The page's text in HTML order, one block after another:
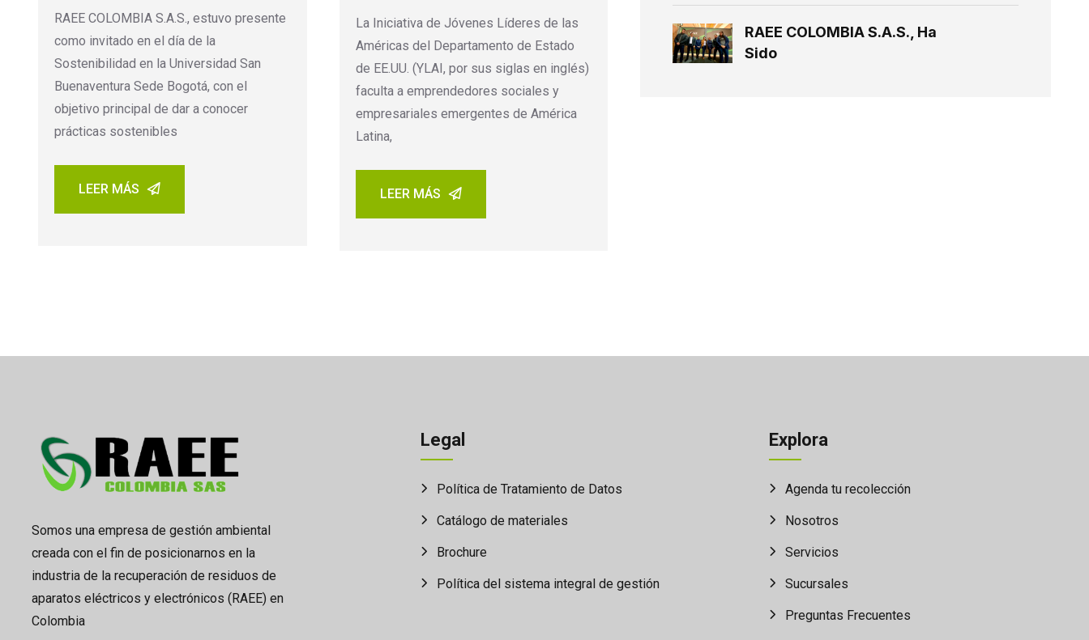
RAEE COLOMBIA S.A.S., estuvo presente
como invitado en el día de la
Sostenibilidad en la Universidad San
Buenaventura Sede Bogotá, con el
objetivo principal de dar a conocer
prácticas sostenibles
LEER MÁS
La Iniciativa de Jóvenes Líderes de las
Américas del Departamento de Estado
de EE.UU. (YLAI, por sus siglas en inglés)
faculta a emprendedores sociales y
empresariales emergentes de América
Latina,
LEER MÁS
RAEE COLOMBIA S.A.S., Ha
Sido
Somos una empresa de gestión ambiental
creada con el fin de posicionarnos en la
industria de la recuperación de residuos de
aparatos eléctricos y electrónicos (RAEE) en
Colombia
Legal
Política de Tratamiento de Datos
Catálogo de materiales
Brochure
Política del sistema integral de gestión
Explora
Agenda tu recolección
Nosotros
Servicios
Sucursales
Preguntas Frecuentes